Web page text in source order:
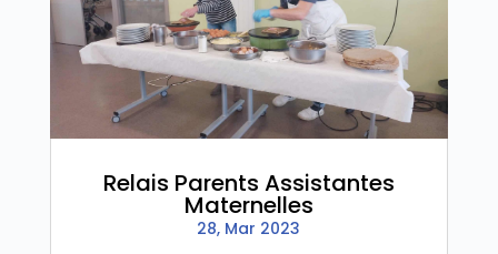
Relais Parents Assistantes
Maternelles
28, Mar 2023